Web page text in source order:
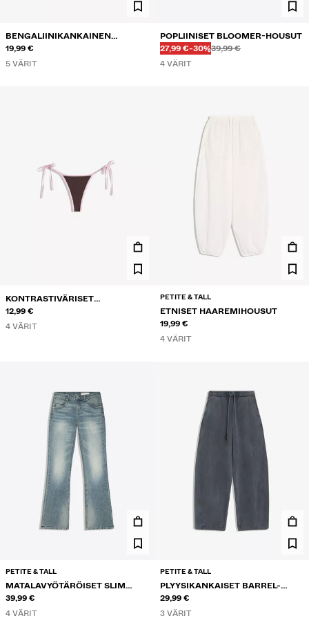
BENGALIINIKANKAINEN
KORSETTITOPPI
19,99 €
5 VÄRIT
POPLIINISET BLOOMER-HOUSUT
ALENNETTU HINTA
27,99 €ALENNUS
-30%Ennen
39,99 €
Ennen
4 VÄRIT
KONTRASTIVÄRISET
BIKINIKANKAISET TANGAT
12,99 €
4 VÄRIT
PETITE & TALL
ETNISET HAAREMIHOUSUT
19,99 €
4 VÄRIT
PETITE & TALL
MATALAVYÖTÄRÖISET SLIM
BOOTCUT-FARKUT
39,99 €
4 VÄRIT
PETITE & TALL
PLYYSIKANKAISET BARREL-
HOUSUT STOPPAREILLA
29,99 €
3 VÄRIT